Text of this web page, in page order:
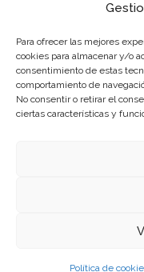
Para ofrecer las mejores
cookies para almacenar y/o
consentimiento de estas
comportamiento de
No consentir o retirar el
ciertas características y
Política de
La gestión de la DOP
Regulador es
Instituto